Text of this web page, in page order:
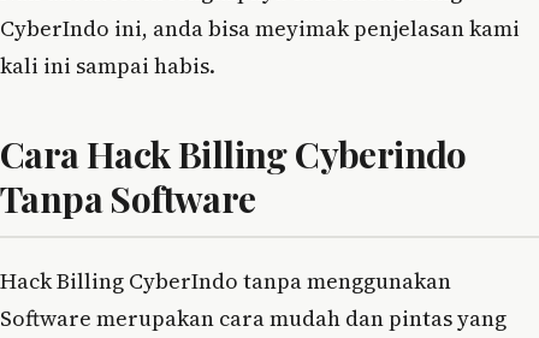
CyberIndo ini, anda bisa meyimak penjelasan kami
kali ini sampai habis.
Cara Hack Billing Cyberindo
Tanpa Software
Hack Billing CyberIndo tanpa menggunakan
Software merupakan cara mudah dan pintas yang